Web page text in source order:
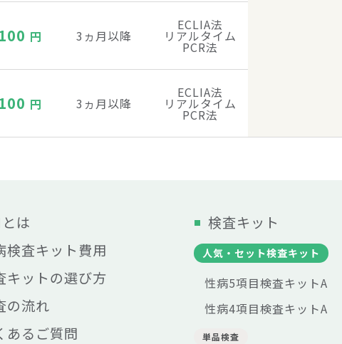
円 3ヵ月以降
ECLIA法
リアルタイム
PCR法
円 3ヵ月以降
ECLIA法
リアルタイム
PCR法
は
検査キット費用
キットの選び方
の流れ
あるご質問
検査キット
人気・セット検査キット
性病5項目検査キットA
性病4項目検査キットA
単品検査